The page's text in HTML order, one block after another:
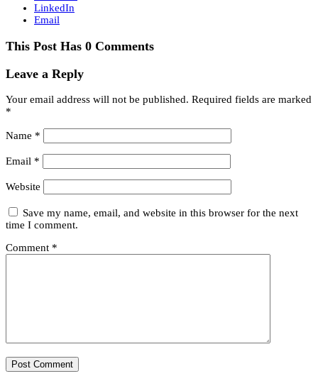
LinkedIn
Email
This Post Has 0 Comments
Leave a Reply
Your email address will not be published. Required fields are marked
*
Name *
Email *
Website
Save my name, email, and website in this browser for the next
time I comment.
Comment *